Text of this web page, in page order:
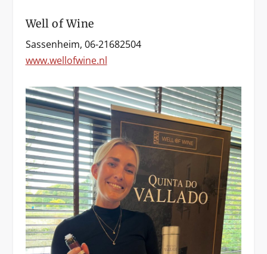
Well of Wine
Sassenheim, 06-21682504
www.wellofwine.nl